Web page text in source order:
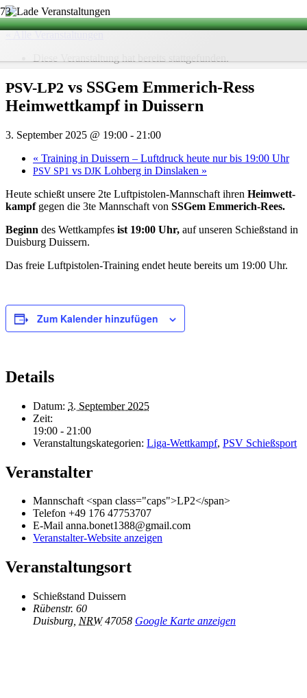
PSV-LP2 vs SSGem Emme­rich-Ress
Heim­wett­kampf in Duissern
3. September 2025 @ 19:00 - 21:00
« Trai­ning in Duis­sern – Luft­druck heute nur bis 19:00 Uhr
PSV SP1 vs DJK Loh­berg in Dinslaken »
Heute schießt unsere 2te Luft­pis­to­len-Mann­schaft ihren Heim­wett­
kampfgegen die 3te Mann­schaft von SSGem Emme­rich-Rees.
Beginn des Wett­kamp­fes ist 19:00 Uhr, auf unse­ren Schieß­stand in
Duis­burg Duissern.
Das freie Luft­pis­to­len-Trai­ning endet heute bereits um 19:00 Uhr.
Zum Kalender hinzufügen
Details
Datum: 3. September 2025
Zeit:
19:00 - 21:00
Veranstaltungskategorien: Liga-Wettkampf, PSV Schießsport
Veranstalter
Mann­schaft <span class="caps">LP2</span>
Telefon +49 176 47753707
E-Mail anna.bonet1388@gmail.com
Veranstalter-Website anzeigen
Veranstaltungsort
Schieß­stand Duissern
Rübenstr. 60
Duisburg NRW 47058 Google Karte anzeigen